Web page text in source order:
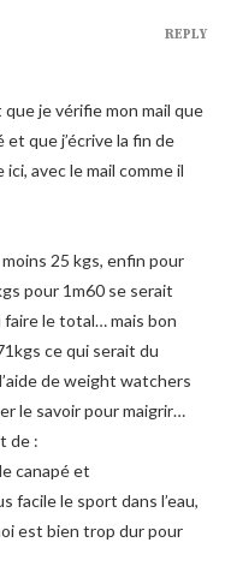
je vérifie mon mail que
que j’écrive la fin de
avec le mail comme il
25 kgs, enfin pour
pour 1m60 se serait
le total… mais bon
ce qui serait du
de weight watchers
le savoir pour maigrir…
de :
canapé et
facile le sport dans l’eau,
est bien trop dur pour
REPLY